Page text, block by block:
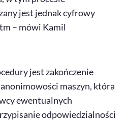
jest jednak cyfrowy
– mówi Kamil
jest zakończenie
maszyn, która
ewentualnych
odpowiedzialności